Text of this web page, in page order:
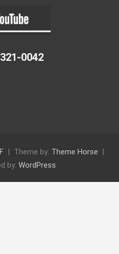
0042
Theme by: Theme Horse
by: WordPress